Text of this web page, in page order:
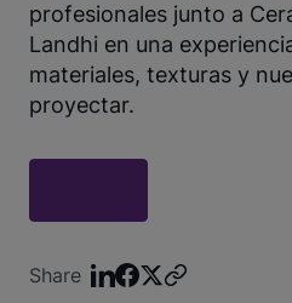
profesionales junto a
Landhi en una
materiales, texturas y
proyectar.
Share